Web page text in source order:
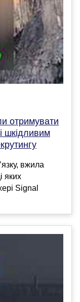
отримувати
шкідливим
вжила
яких
Signal